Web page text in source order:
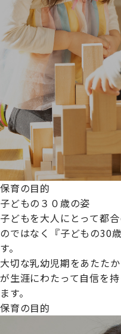
プライムスターほいくえ
続けられる環境づくりに
【えるぼし認定(☆☆)】
保育の目的
子どもの３０歳の姿
子どもを大人にとって都
のではなく『子どもの30
す。
大切な乳幼児期をあたた
が生涯にわたって自信を
ます。
保育の目的